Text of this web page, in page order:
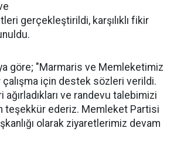
gerçekleştirildi, karşılıklı fikir
göre; "Marmaris ve Memleketimiz
çalışma için destek sözleri verildi.
ve randevu talebimizi
teşekkür ederiz. Memleket Partisi
olarak ziyaretlerimiz devam